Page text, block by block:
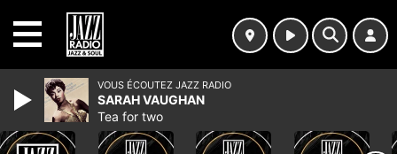
VOUS ÉCOUTEZ JAZZ RADIO
SARAH VAUGHAN
Tea for two